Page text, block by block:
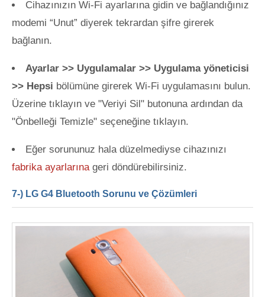
Cihazınızın Wi-Fi ayarlarına gidin ve bağlandığınız
modemi “Unut” diyerek tekrardan şifre girerek
bağlanın.
Ayarlar >> Uygulamalar >> Uygulama yöneticisi
>> Hepsi bölümüne girerek Wi-Fi uygulamasını bulun.
Üzerine tıklayın ve "Veriyi Sil" butonuna ardından da
"Önbelleği Temizle" seçeneğine tıklayın.
Eğer sorununuz hala düzelmediyse cihazınızı
fabrika ayarlarına geri döndürebilirsiniz.
7-) LG G4 Bluetooth Sorunu ve Çözümleri